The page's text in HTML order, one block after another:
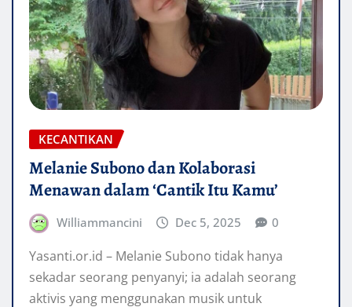
KECANTIKAN
Melanie Subono dan Kolaborasi
Menawan dalam ‘Cantik Itu Kamu’
Williammancini Dec 5, 2025 0
Yasanti.or.id – Melanie Subono tidak hanya
sekadar seorang penyanyi; ia adalah seorang
aktivis yang menggunakan musik untuk